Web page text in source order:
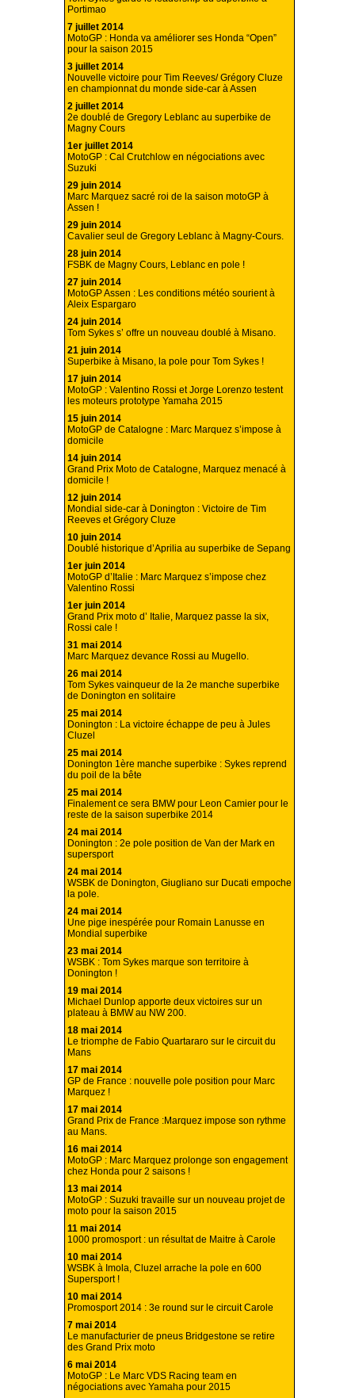
Portimao
7 juillet 2014
MotoGP : Honda va améliorer ses Honda “Open”
pour la saison 2015
3 juillet 2014
Nouvelle victoire pour Tim Reeves/ Grégory Cluze
en championnat du monde side-car à Assen
2 juillet 2014
2e doublé de Gregory Leblanc au superbike de
Magny Cours
1er juillet 2014
MotoGP : Cal Crutchlow en négociations avec
Suzuki
29 juin 2014
Marc Marquez sacré roi de la saison motoGP à
Assen !
29 juin 2014
Cavalier seul de Gregory Leblanc à Magny-Cours.
28 juin 2014
FSBK de Magny Cours, Leblanc en pole !
27 juin 2014
MotoGP Assen : Les conditions météo sourient à
Aleix Espargaro
24 juin 2014
Tom Sykes s’ offre un nouveau doublé à Misano.
21 juin 2014
Superbike à Misano, la pole pour Tom Sykes !
17 juin 2014
MotoGP : Valentino Rossi et Jorge Lorenzo testent
les moteurs prototype Yamaha 2015
15 juin 2014
MotoGP de Catalogne : Marc Marquez s’impose à
domicile
14 juin 2014
Grand Prix Moto de Catalogne, Marquez menacé à
domicile !
12 juin 2014
Mondial side-car à Donington : Victoire de Tim
Reeves et Grégory Cluze
10 juin 2014
Doublé historique d’Aprilia au superbike de Sepang
1er juin 2014
MotoGP d’Italie : Marc Marquez s’impose chez
Valentino Rossi
1er juin 2014
Grand Prix moto d’ Italie, Marquez passe la six,
Rossi cale !
31 mai 2014
Marc Marquez devance Rossi au Mugello.
26 mai 2014
Tom Sykes vainqueur de la 2e manche superbike
de Donington en solitaire
25 mai 2014
Donington : La victoire échappe de peu à Jules
Cluzel
25 mai 2014
Donington 1ère manche superbike : Sykes reprend
du poil de la bête
25 mai 2014
Finalement ce sera BMW pour Leon Camier pour le
reste de la saison superbike 2014
24 mai 2014
Donington : 2e pole position de Van der Mark en
supersport
24 mai 2014
WSBK de Donington, Giugliano sur Ducati empoche
la pole.
24 mai 2014
Une pige inespérée pour Romain Lanusse en
Mondial superbike
23 mai 2014
WSBK : Tom Sykes marque son territoire à
Donington !
19 mai 2014
Michael Dunlop apporte deux victoires sur un
plateau à BMW au NW 200.
18 mai 2014
Le triomphe de Fabio Quartararo sur le circuit du
Mans
17 mai 2014
GP de France : nouvelle pole position pour Marc
Marquez !
17 mai 2014
Grand Prix de France :Marquez impose son rythme
au Mans.
16 mai 2014
MotoGP : Marc Marquez prolonge son engagement
chez Honda pour 2 saisons !
13 mai 2014
MotoGP : Suzuki travaille sur un nouveau projet de
moto pour la saison 2015
11 mai 2014
1000 promosport : un résultat de Maitre à Carole
10 mai 2014
WSBK à Imola, Cluzel arrache la pole en 600
Supersport !
10 mai 2014
Promosport 2014 : 3e round sur le circuit Carole
7 mai 2014
Le manufacturier de pneus Bridgestone se retire
des Grand Prix moto
6 mai 2014
MotoGP : Le Marc VDS Racing team en
négociations avec Yamaha pour 2015